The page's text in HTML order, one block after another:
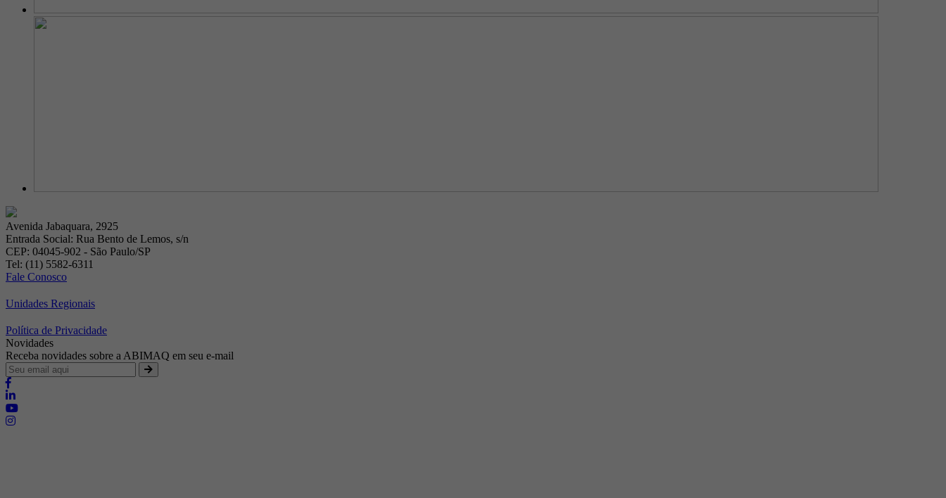
Avenida Jabaquara, 2925
Entrada Social: Rua Bento de Lemos, s/n
CEP: 04045-902 - São Paulo/SP
Tel: (11) 5582-6311
Fale Conosco
Unidades Regionais
Política de Privacidade
Novidades
Receba novidades sobre a ABIMAQ em seu e-mail